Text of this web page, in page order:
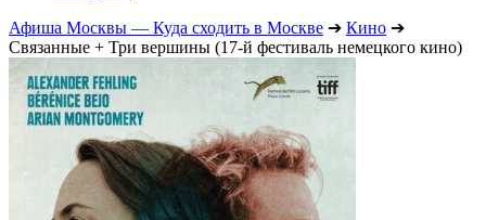
Афиша Москвы — Куда сходить в Москве ➔ Кино ➔
Связанные + Три вершины (17-й фестиваль немецкого кино)